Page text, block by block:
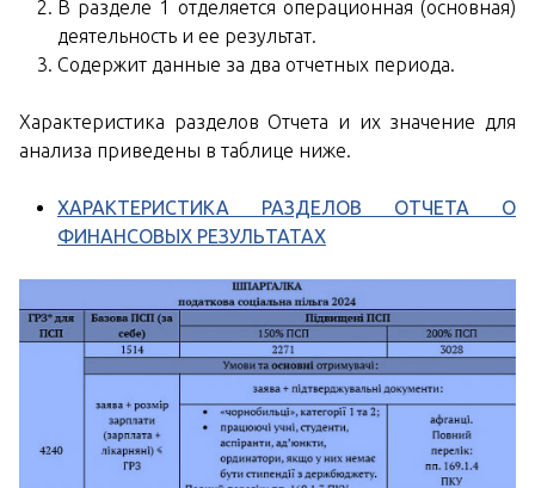
В разделе 1 отделяется операционная (основная)
деятельность и ее результат.
Содержит данные за два отчетных периода.
Характеристика разделов Отчета и их значение для
анализа приведены в таблице ниже.
ХАРАКТЕРИСТИКА РАЗДЕЛОВ ОТЧЕТА О
ФИНАНСОВЫХ РЕЗУЛЬТАТАХ